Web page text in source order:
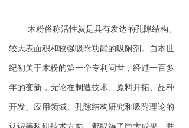
木粉俗称活性炭是具有发达的孔隙结构、
较大表面积和较强吸附功能的吸附剂。自本世
纪初关于木粉的第一个专利问世，经过一百多
年的变新，无论在制造技术、原料开拓、品种
开发、应用领域、孔隙结构研究和吸附理论的